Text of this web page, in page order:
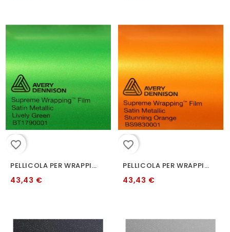
favorite_border
PELLICOLA PER WRAPPING AVERY BT1790001 SATIN METALLIC LIVELY GREEN
43,43 €
favorite_border
PELLICOLA PER WRAPPING AVERY BS9830001 SATIN METALLIC STUNNING ORANGE
43,43 €